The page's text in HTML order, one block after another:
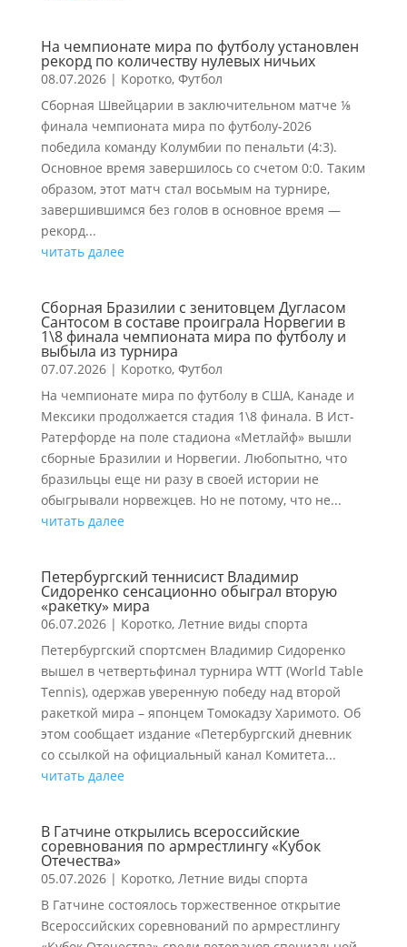
На чемпионате мира по футболу установлен
рекорд по количеству нулевых ничьих
08.07.2026| Коротко, Футбол
Сборная Швейцарии в заключительном матче ⅛
финала чемпионата мира по футболу-2026
победила команду Колумбии по пенальти (4:3).
Основное время завершилось со счетом 0:0. Таким
образом, этот матч стал восьмым на турнире,
завершившимся без голов в основное время —
рекорд...
читать далее
Сборная Бразилии с зенитовцем Дугласом
Сантосом в составе проиграла Норвегии в
1\8 финала чемпионата мира по футболу и
выбыла из турнира
07.07.2026| Коротко, Футбол
На чемпионате мира по футболу в США, Канаде и
Мексики продолжается стадия 1\8 финала. В Ист-
Ратерфорде на поле стадиона «Метлайф» вышли
сборные Бразилии и Норвегии. Любопытно, что
бразильцы еще ни разу в своей истории не
обыгрывали норвежцев. Но не потому, что не...
читать далее
Петербургский теннисист Владимир
Сидоренко сенсационно обыграл вторую
«ракетку» мира
06.07.2026| Коротко, Летние виды спорта
Петербургский спортсмен Владимир Сидоренко
вышел в четвертьфинал турнира WTT (World Table
Tennis), одержав уверенную победу над второй
ракеткой мира – японцем Томокадзу Харимото. Об
этом сообщает издание «Петербургский дневник
со ссылкой на официальный канал Комитета...
читать далее
В Гатчине открылись всероссийские
соревнования по армрестлингу «Кубок
Отечества»
05.07.2026| Коротко, Летние виды спорта
В Гатчине состоялось торжественное открытие
Всероссийских соревнований по армрестлингу